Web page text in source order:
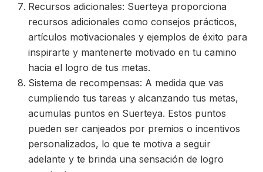
Recursos adicionales: Suerteya proporciona
recursos adicionales como consejos prácticos,
artículos motivacionales y ejemplos de éxito para
inspirarte y mantenerte motivado en tu camino
hacia el logro de tus metas.
Sistema de recompensas: A medida que vas
cumpliendo tus tareas y alcanzando tus metas,
acumulas puntos en Suerteya. Estos puntos
pueden ser canjeados por premios o incentivos
personalizados, lo que te motiva a seguir
adelante y te brinda una sensación de logro